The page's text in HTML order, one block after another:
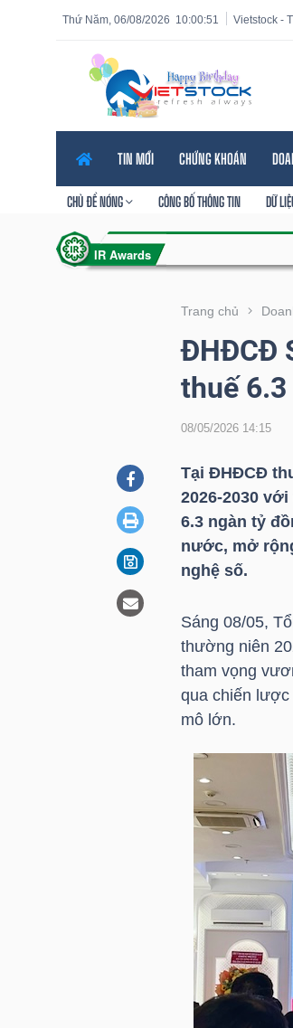
10:00:52
Thứ Năm, 06/08/2026 Vietstock -
TIN MỚI CHỨNG KHOÁN
CHỦ ĐỀ NÓNG CÔNG BỐ THÔNG TIN DỮ
Trang chủ
ĐHĐCĐ
thuế
08/05/2026 14:15
Tại ĐHĐCĐ
2026-2030
6.3 ngàn tỷ
nước, mở
nghệ số.
Sáng 08/05,
thường niên
tham vọng
qua chiến lược
mô lớn.
Tính năng
năng
VIETSTOCK